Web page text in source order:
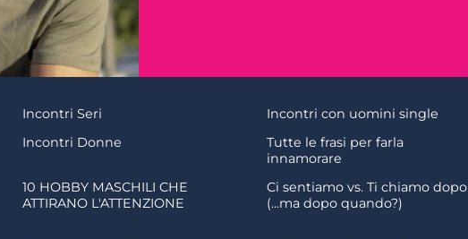
Incontri Seri Incontri con uomini single
Incontri Donne
Tutte le frasi per farla
innamorare
10 HOBBY MASCHILI CHE
ATTIRANO L'ATTENZIONE
Ci sentiamo vs. Ti chiamo dopo
(...ma dopo quando?)